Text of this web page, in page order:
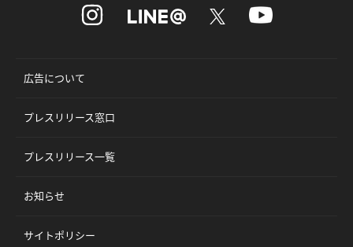
広告について
プレスリリース窓口
プレスリリース一覧
お知らせ
サイトポリシー